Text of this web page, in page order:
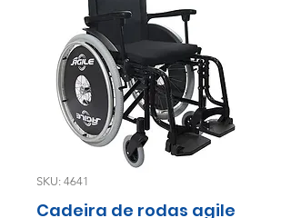
SKU: 4641
Cadeira de rodas agile